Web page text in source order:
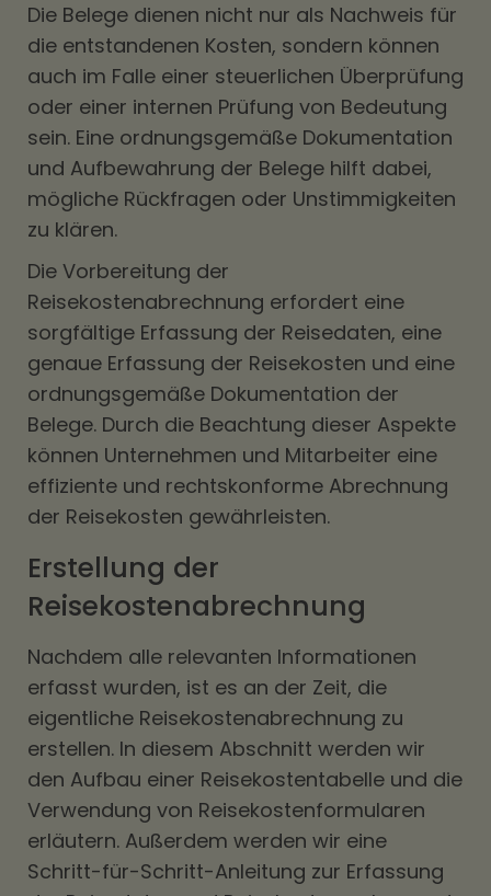
Die Belege dienen nicht nur als Nachweis für
die entstandenen Kosten, sondern können
auch im Falle einer steuerlichen Überprüfung
oder einer internen Prüfung von Bedeutung
sein. Eine ordnungsgemäße Dokumentation
und Aufbewahrung der Belege hilft dabei,
mögliche Rückfragen oder Unstimmigkeiten
zu klären.
Die Vorbereitung der
Reisekostenabrechnung erfordert eine
sorgfältige Erfassung der Reisedaten, eine
genaue Erfassung der Reisekosten und eine
ordnungsgemäße Dokumentation der
Belege. Durch die Beachtung dieser Aspekte
können Unternehmen und Mitarbeiter eine
effiziente und rechtskonforme Abrechnung
der Reisekosten gewährleisten.
Erstellung der
Reisekostenabrechnung
Nachdem alle relevanten Informationen
erfasst wurden, ist es an der Zeit, die
eigentliche Reisekostenabrechnung zu
erstellen. In diesem Abschnitt werden wir
den Aufbau einer Reisekostentabelle und die
Verwendung von Reisekostenformularen
erläutern. Außerdem werden wir eine
Schritt-für-Schritt-Anleitung zur Erfassung